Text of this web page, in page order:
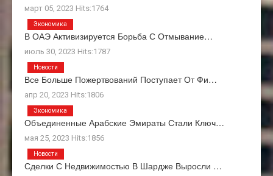
март 05, 2023 Hits:1764
В ОАЭ Активизируется Борьба С Отмывание…
июль 30, 2023 Hits:1787
Экономика
Все Больше Пожертвований Поступает От Фи…
апр 20, 2023 Hits:1806
Новости
Объединенные Арабские Эмираты Стали Ключ…
мая 25, 2023 Hits:1856
Экономика
Сделки С Недвижимостью В Шардже Выросли …
Новости